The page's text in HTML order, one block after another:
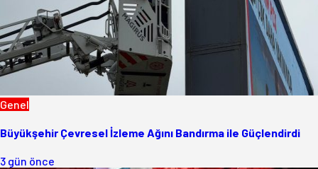
Genel
Büyükşehir Çevresel İzleme Ağını Bandırma ile Güçlendirdi
3 gün önce